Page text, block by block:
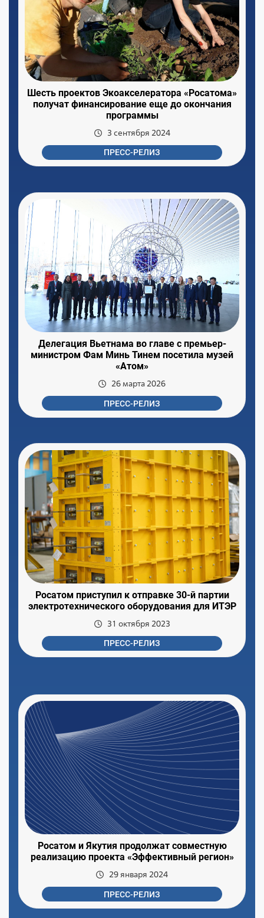
Шесть проектов Экоакселератора «Росатома»
получат финансирование еще до окончания
программы
3 сентября 2024
ПРЕСС-РЕЛИЗ
Делегация Вьетнама во главе с премьер-
министром Фам Минь Тинем посетила музей
«Атом»
26 марта 2026
ПРЕСС-РЕЛИЗ
Росатом приступил к отправке 30-й партии
электротехнического оборудования для ИТЭР
31 октября 2023
ПРЕСС-РЕЛИЗ
Росатом и Якутия продолжат совместную
реализацию проекта «Эффективный регион»
29 января 2024
ПРЕСС-РЕЛИЗ